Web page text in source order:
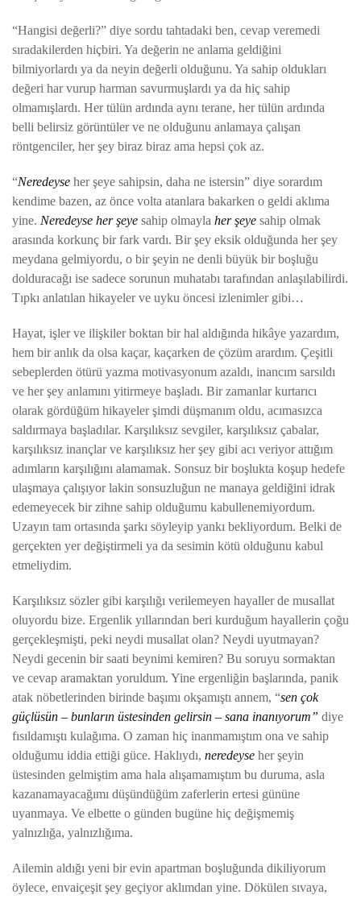
“Hangisi değerli?” diye sordu tahtadaki ben, cevap veremedi
sıradakilerden hiçbiri. Ya değerin ne anlama geldiğini
bilmiyorlardı ya da neyin değerli olduğunu. Ya sahip oldukları
değeri har vurup harman savurmuşlardı ya da hiç sahip
olmamışlardı. Her tülün ardında aynı terane, her tülün ardında
belli belirsiz görüntüler ve ne olduğunu anlamaya çalışan
röntgenciler, her şey biraz biraz ama hepsi çok az.
“Neredeyse her şeye sahipsin, daha ne istersin” diye sorardım
kendime bazen, az önce volta atanlara bakarken o geldi aklıma
yine. Neredeyse her şeye sahip olmayla her şeye sahip olmak
arasında korkunç bir fark vardı. Bir şey eksik olduğunda her şey
meydana gelmiyordu, o bir şeyin ne denli büyük bir boşluğu
dolduracağı ise sadece sorunun muhatabı tarafından anlaşılabilirdi.
Tıpkı anlatılan hikayeler ve uyku öncesi izlenimler gibi…
Hayat, işler ve ilişkiler boktan bir hal aldığında hikâye yazardım,
hem bir anlık da olsa kaçar, kaçarken de çözüm arardım. Çeşitli
sebeplerden ötürü yazma motivasyonum azaldı, inancım sarsıldı
ve her şey anlamını yitirmeye başladı. Bir zamanlar kurtarıcı
olarak gördüğüm hikayeler şimdi düşmanım oldu, acımasızca
saldırmaya başladılar. Karşılıksız sevgiler, karşılıksız çabalar,
karşılıksız inançlar ve karşılıksız her şey gibi acı veriyor attığım
adımların karşılığını alamamak. Sonsuz bir boşlukta koşup hedefe
ulaşmaya çalışıyor lakin sonsuzluğun ne manaya geldiğini idrak
edemeyecek bir zihne sahip olduğumu kabullenemiyordum.
Uzayın tam ortasında şarkı söyleyip yankı bekliyordum. Belki de
gerçekten yer değiştirmeli ya da sesimin kötü olduğunu kabul
etmeliydim.
Karşılıksız sözler gibi karşılığı verilemeyen hayaller de musallat
oluyordu bize. Ergenlik yıllarından beri kurduğum hayallerin çoğu
gerçekleşmişti, peki neydi musallat olan? Neydi uyutmayan?
Neydi gecenin bir saati beynimi kemiren? Bu soruyu sormaktan
ve cevap aramaktan yoruldum. Yine ergenliğin başlarında, panik
atak nöbetlerinden birinde başımı okşamıştı annem, “sen çok
güçlüsün – bunların üstesinden gelirsin – sana inanıyorum” diye
fısıldamıştı kulağıma. O zaman hiç inanmamıştım ona ve sahip
olduğumu iddia ettiği güce. Haklıydı, neredeyse her şeyin
üstesinden gelmiştim ama hala alışamamıştım bu duruma, asla
kazanamayacağımı düşündüğüm zaferlerin ertesi gününe
uyanmaya. Ve elbette o günden bugüne hiç değişmemiş
yalnızlığa, yalnızlığıma.
Ailemin aldığı yeni bir evin apartman boşluğunda dikiliyorum
öylece, envaiçeşit şey geçiyor aklımdan yine. Dökülen sıvaya,